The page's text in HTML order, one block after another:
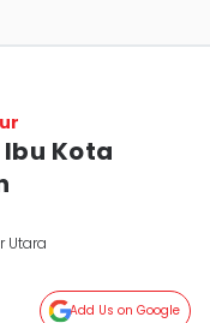
Kota
Utara
Add Us on Google